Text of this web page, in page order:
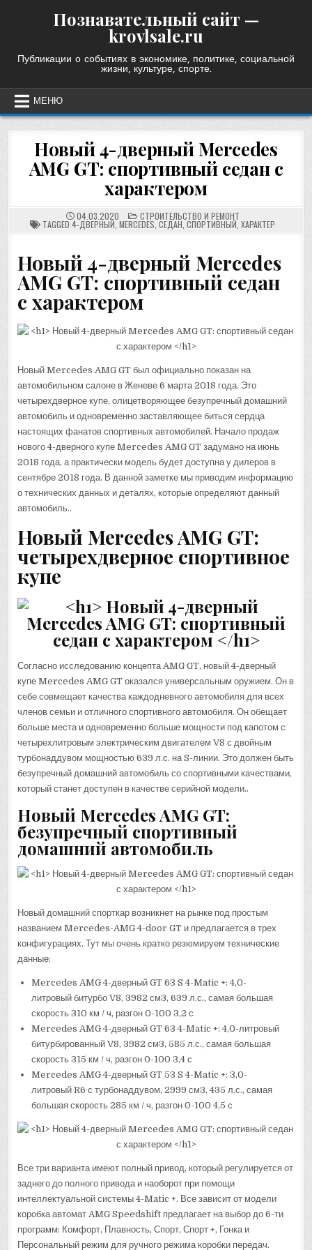
Познавательный сайт —
krovlsale.ru
Публикации о событиях в экономике, политике, социальной
жизни, культуре, спорте.
МЕНЮ
Новый 4-дверный Mercedes
AMG GT: спортивный седан с
характером
04.03.2020 POSTED
IN
СТРОИТЕЛЬСТВО И РЕМОНТ
TAGGED 4-ДВЕРНЫЙ MERCEDES СЕДАН СПОРТИВНЫЙ ХАРАКТЕР
Новый 4-дверный Mercedes
AMG GT: спортивный седан
с характером
Новый Mercedes AMG GT был официально показан на
автомобильном салоне в Женеве 6 марта 2018 года. Это
четырехдверное купе, олицетворяющее безупречный домашний
автомобиль и одновременно заставляющее биться сердца
настоящих фанатов спортивных автомобилей. Начало продаж
нового 4-дверного купе Mercedes AMG GT задумано на июнь
2018 года, а практически модель будет доступна у дилеров в
сентябре 2018 года. В данной заметке мы приводим информацию
о технических данных и деталях, которые определяют данный
автомобиль..
Новый Mercedes AMG GT:
четырехдверное спортивное
купе
Согласно исследованию концепта AMG GT, новый 4-дверный
купе Mercedes AMG GT оказался универсальным оружием. Он в
себе совмещает качества каждодневного автомобиля для всех
членов семьи и отличного спортивного автомобиля. Он обещает
больше места и одновременно больше мощности под капотом с
четырехлитровым электрическим двигателем V8 с двойным
турбонаддувом мощностью 639 л.с. на S-линии. Это должен быть
безупречный домашний автомобиль со спортивными качествами,
который станет доступен в качестве серийной модели..
Новый Mercedes AMG GT:
безупречный спортивный
домашний автомобиль
Новый домашний спорткар возникнет на рынке под простым
названием Mercedes-AMG 4-door GT и предлагается в трех
конфигурациях. Тут мы очень кратко резюмируем технические
данные:
Mercedes AMG 4-дверный GT 63 S 4-Matic +: 4,0-
литровый битурбо V8, 3982 см3, 639 л.с., самая большая
скорость 310 км / ч, разгон 0-100 3,2 с
Mercedes AMG 4-дверный GT 63 4-Matic +: 4,0-литровый
битурбированный V8, 3982 см3, 585 л.с., самая большая
скорость 315 км / ч, разгон 0-100 3,4 с
Mercedes AMG 4-дверный GT 53 S 4-Matic +: 3,0-
литровый R6 с турбонаддувом, 2999 см3, 435 л.с., самая
большая скорость 285 км / ч, разгон 0-100 4,5 с
Все три варианта имеют полный привод, который регулируется от
заднего до полного привода и наоборот при помощи
интеллектуальной системы 4-Matic +. Все зависит от модели
коробка автомат AMG Speedshift предлагает на выбор до 6-ти
программ: Комфорт, Плавность, Спорт, Спорт +, Гонка и
Персональный режим для ручного режима коробки передач.